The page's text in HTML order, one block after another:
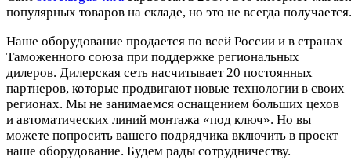
популярных товаров на складе, но это не всегда
Наше оборудование продается по всей России и в странах
Таможенного союза при поддержке региональных
дилеров. Дилерская сеть насчитывает 20 постоянных
партнеров, которые продвигают новые технологии в своих
регионах. Мы не занимаемся оснащением больших цехов
и автоматических линий монтажа «под ключ». Но вы
можете попросить вашего подрядчика включить в проект
наше оборудование. Будем рады сотрудничеству.